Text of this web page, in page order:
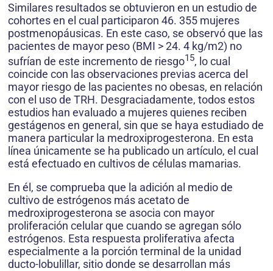
Similares resultados se obtuvieron en un estudio de
cohortes en el cual participaron 46. 355 mujeres
postmenopáusicas. En este caso, se observó que las
pacientes de mayor peso (BMI > 24. 4 kg/m2) no
sufrían de este incremento de riesgo15, lo cual
coincide con las observaciones previas acerca del
mayor riesgo de las pacientes no obesas, en relación
con el uso de TRH. Desgraciadamente, todos estos
estudios han evaluado a mujeres quienes reciben
gestágenos en general, sin que se haya estudiado de
manera particular la medroxiprogesterona. En esta
línea únicamente se ha publicado un artículo, el cual
está efectuado en cultivos de células mamarias.
En él, se comprueba que la adición al medio de
cultivo de estrógenos más acetato de
medroxiprogesterona se asocia con mayor
proliferación celular que cuando se agregan sólo
estrógenos. Esta respuesta proliferativa afecta
especialmente a la porción terminal de la unidad
ducto-lobulillar, sitio donde se desarrollan más